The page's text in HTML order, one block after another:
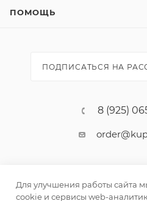
ПОМОЩЬ
ПОДПИСАТЬСЯ НА
8 (925)
Для улучшения работы сайта
cookie и сервисы web-